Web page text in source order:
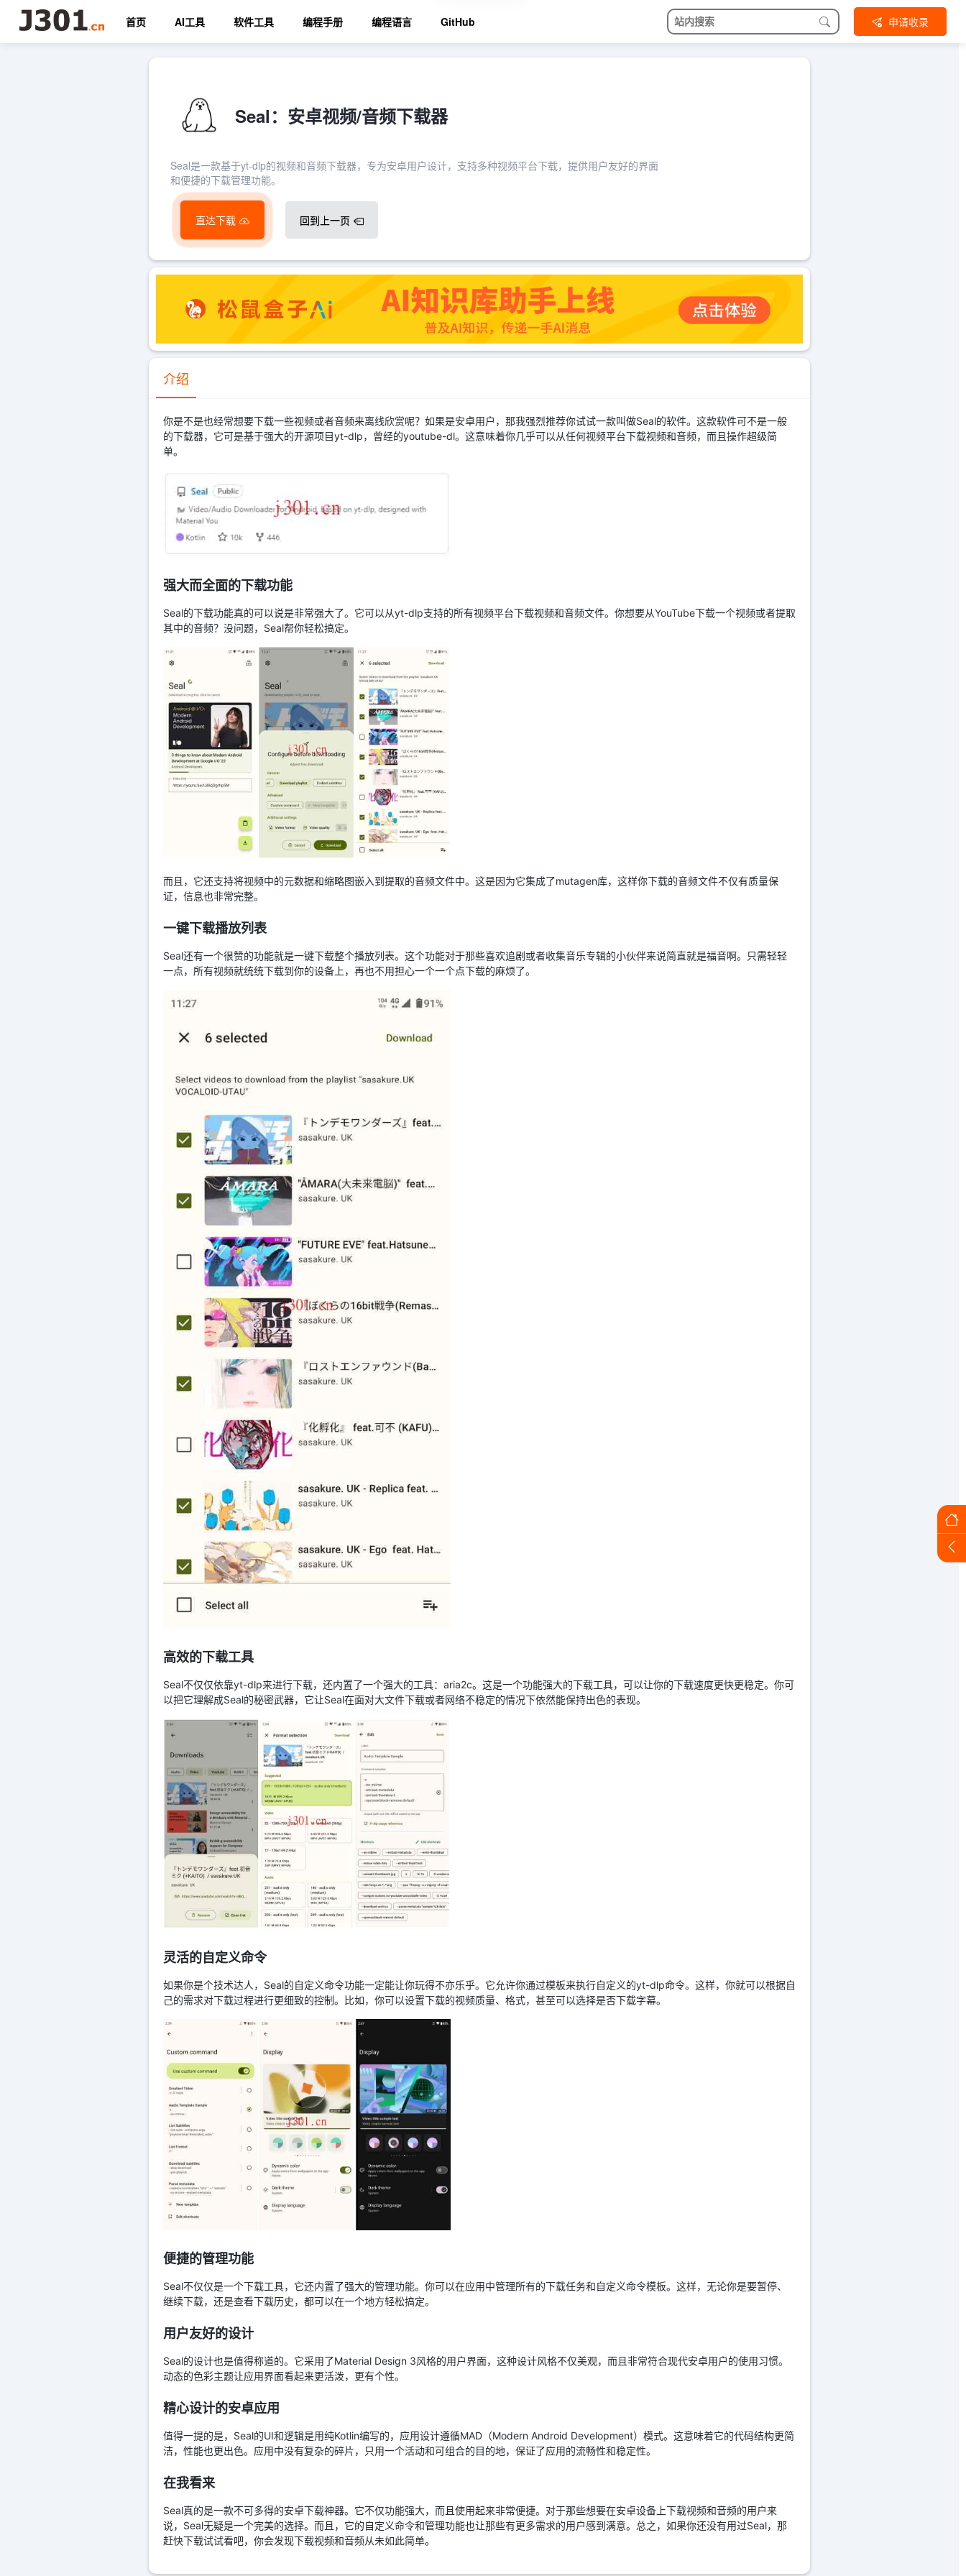
首页 AI工具 软件工具 编程手册 编程语言 GitHub 申请收录
Seal：安卓视频/音频下载器
Seal是一款基于yt-dlp的视频和音频下载器，专为安卓用户设计，支持多种视频平台下载，提供用户友好的界面
和便捷的下载管理功能。
直达下载 回到上一页
介绍
你是不是也经常想要下载一些视频或者音频来离线欣赏呢？如果是安卓用户，那我强烈推荐你试试一款叫做Seal的软件。这款软件可不是一般
的下载器，它可是基于强大的开源项目yt-dlp，曾经的youtube-dl。这意味着你几乎可以从任何视频平台下载视频和音频，而且操作超级简
单。
强大而全面的下载功能
Seal的下载功能真的可以说是非常强大了。它可以从yt-dlp支持的所有视频平台下载视频和音频文件。你想要从YouTube下载一个视频或者提取
其中的音频？没问题，Seal帮你轻松搞定。
而且，它还支持将视频中的元数据和缩略图嵌入到提取的音频文件中。这是因为它集成了mutagen库，这样你下载的音频文件不仅有质量保
证，信息也非常完整。
一键下载播放列表
Seal还有一个很赞的功能就是一键下载整个播放列表。这个功能对于那些喜欢追剧或者收集音乐专辑的小伙伴来说简直就是福音啊。只需轻轻
一点，所有视频就统统下载到你的设备上，再也不用担心一个一个点下载的麻烦了。
高效的下载工具
Seal不仅仅依靠yt-dlp来进行下载，还内置了一个强大的工具：aria2c。这是一个功能强大的下载工具，可以让你的下载速度更快更稳定。你可
以把它理解成Seal的秘密武器，它让Seal在面对大文件下载或者网络不稳定的情况下依然能保持出色的表现。
灵活的自定义命令
如果你是个技术达人，Seal的自定义命令功能一定能让你玩得不亦乐乎。它允许你通过模板来执行自定义的yt-dlp命令。这样，你就可以根据自
己的需求对下载过程进行更细致的控制。比如，你可以设置下载的视频质量、格式，甚至可以选择是否下载字幕。
便捷的管理功能
Seal不仅仅是一个下载工具，它还内置了强大的管理功能。你可以在应用中管理所有的下载任务和自定义命令模板。这样，无论你是要暂停、
继续下载，还是查看下载历史，都可以在一个地方轻松搞定。
用户友好的设计
Seal的设计也是值得称道的。它采用了Material Design 3风格的用户界面，这种设计风格不仅美观，而且非常符合现代安卓用户的使用习惯。
动态的色彩主题让应用界面看起来更活泼，更有个性。
精心设计的安卓应用
值得一提的是，Seal的UI和逻辑是用纯Kotlin编写的，应用设计遵循MAD（Modern Android Development）模式。这意味着它的代码结构更简
洁，性能也更出色。应用中没有复杂的碎片，只用一个活动和可组合的目的地，保证了应用的流畅性和稳定性。
在我看来
Seal真的是一款不可多得的安卓下载神器。它不仅功能强大，而且使用起来非常便捷。对于那些想要在安卓设备上下载视频和音频的用户来
说，Seal无疑是一个完美的选择。而且，它的自定义命令和管理功能也让那些有更多需求的用户感到满意。总之，如果你还没有用过Seal，那
赶快下载试试看吧，你会发现下载视频和音频从未如此简单。